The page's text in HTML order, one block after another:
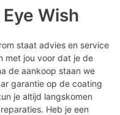
Wish
staat advies en service
met jou voor dat je de
de aankoop staan we
garantie op de coating
je altijd langskomen
Heb je een